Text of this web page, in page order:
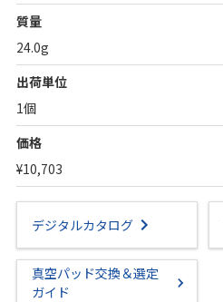
質量
24.0g
出荷単位
1個
価格
¥10,703
デジタルカタログ
真空パッド交換＆選定
ガイド